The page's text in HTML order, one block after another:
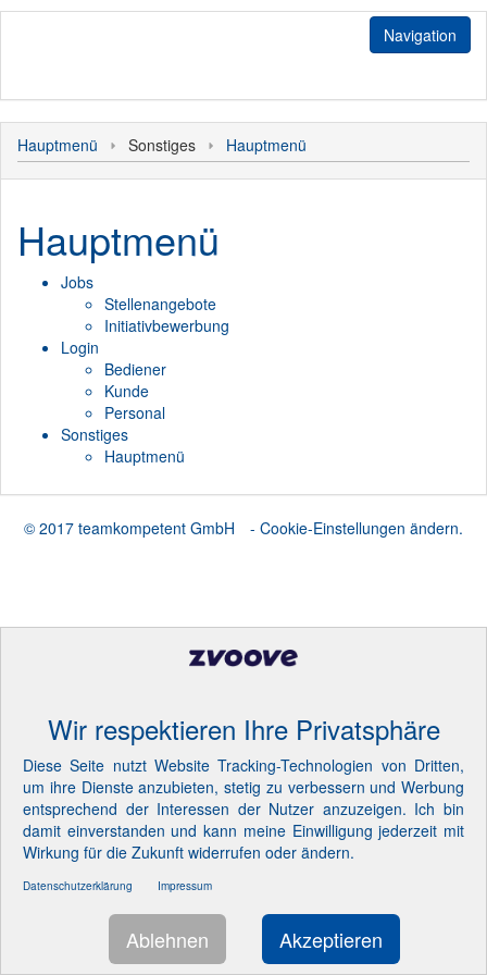
Navigation
Jobs
Stellenangebote
Login
Kunde
Personal
Hauptmenü
Hauptmenü Sonstiges Hauptmenü
Hauptmenü
Jobs
Stellenangebote
Initiativbewerbung
Login
Bediener
Kunde
Personal
Sonstiges
Hauptmenü
© 2017 teamkompetent GmbH - Cookie-Einstellungen ändern.
Wir respektieren Ihre Privatsphäre
Diese Seite nutzt Website Tracking-Technologien von Dritten,
um ihre Dienste anzubieten, stetig zu verbessern und Werbung
entsprechend der Interessen der Nutzer anzuzeigen. Ich bin
damit einverstanden und kann meine Einwilligung jederzeit mit
Wirkung für die Zukunft widerrufen oder ändern.
Datenschutzerklärung Impressum
Ablehnen Akzeptieren